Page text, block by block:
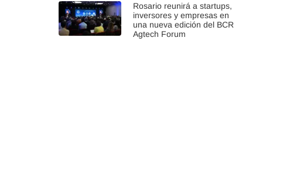
Rosario reunirá a startups,
inversores y empresas en
una nueva edición del BCR
Agtech Forum